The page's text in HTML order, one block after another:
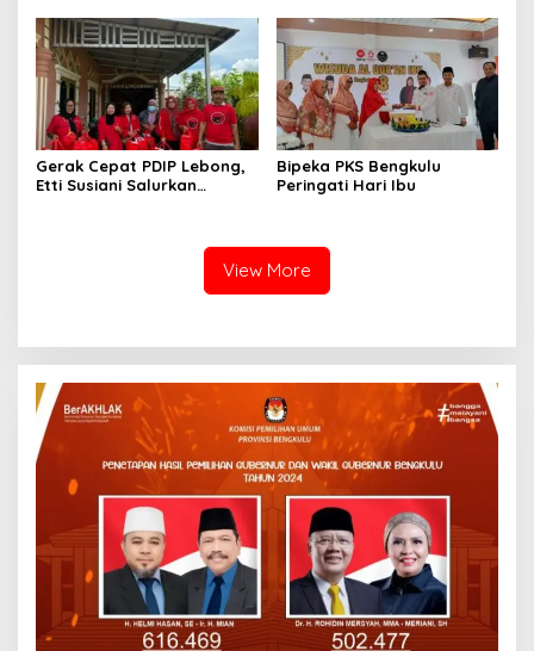
Gerak Cepat PDIP Lebong,
Etti Susiani Salurkan
Bipeka PKS Bengkulu
Peringati Hari Ibu
View More